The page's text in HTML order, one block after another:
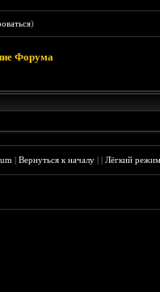
)
Форума
|Вернуться к началу ||Лёгкий